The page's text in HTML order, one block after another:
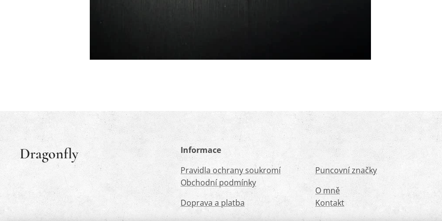
Dragonfly
Informace
Pravidla ochrany soukromí
Obchodní podmínky
Doprava a platba
Puncovní značky
O mně
Kontakt